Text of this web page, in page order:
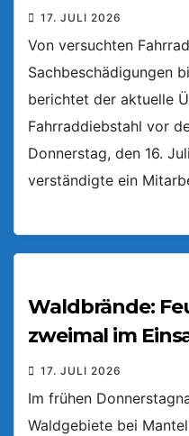
17. JULI 2026
Von versuchten
Sachbeschädigungen
berichtet der aktuelle
Fahrraddiebstahl vor
Donnerstag, den 16.
verständigte ein
Waldbrände:
zweimal im
17. JULI 2026
Im frühen
Waldgebiete bei